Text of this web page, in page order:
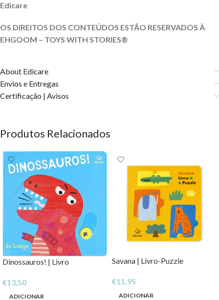
Edicare
OS DIREITOS DOS CONTEÚDOS ESTÃO RESERVADOS À
EHGOOM – TOYS WITH STORIES®️
About Edicare
Envios e Entregas
Certificação | Avisos
Produtos Relacionados
Dinossauros! | Livro
€13,50
ADICIONAR
Savana | Livro-Puzzle
€11,95
ADICIONAR